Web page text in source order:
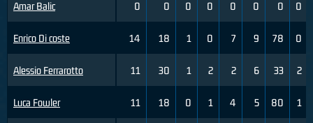
Amar Balic
Enrico Di coste
Alessio Ferrarotto
Luca Fowler
0 0 0 0 0 0 0 0
14 18 1 0 7 9 78 0
11 30 1 2 2 6 33 2
11 18 0 1 4 5 80 1